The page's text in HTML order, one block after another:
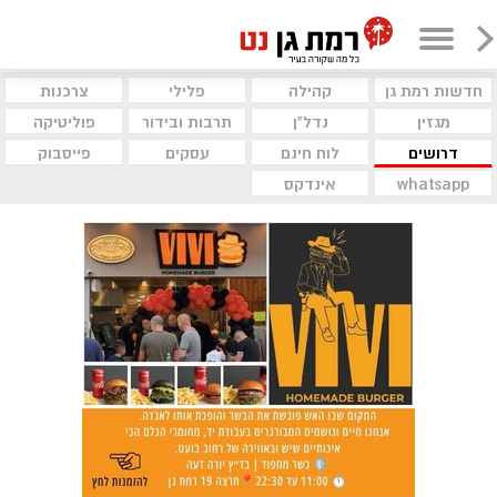
חדשות רמת גן קהילה פלילי
צרכנות
מגזין
נדל"ן תרבות ובידור
פוליטיקה
דרושים
לוח חינם עסקים
פייסבוק
whatsapp
אינדקס
עוד שב״ח נתפס בניסיון לגנוב רכב
מרמת גן
שוטרי ופקחי יחידת שיטור עירוני רמת גן עצרו
לפנות בוקר שוהה בלתי חוקי שעפ"י החשד
פרץ לרכב ברמת גן ותפסו ברשותו כלי פריצה
מזעזע: אלמוני השחית סידורי
תפילה ותפילין בכניסה לבית כנסת